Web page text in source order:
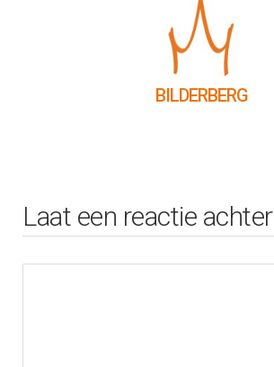
BILDERBERG
Laat een reactie achter